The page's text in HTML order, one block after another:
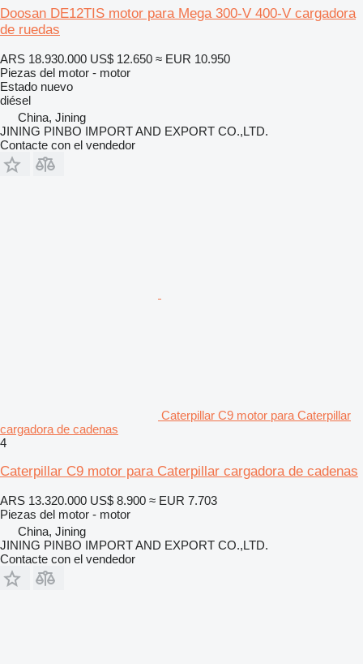
Doosan DE12TIS motor para Mega 300-V 400-V cargadora
de ruedas
ARS 18.930.000 US$ 12.650 ≈ EUR 10.950
Piezas del motor - motor
Estado nuevo
diésel
China, Jining
JINING PINBO IMPORT AND EXPORT CO.,LTD.
Contacte con el vendedor
Caterpillar C9 motor para Caterpillar
cargadora de cadenas
4
Caterpillar C9 motor para Caterpillar cargadora de cadenas
ARS 13.320.000 US$ 8.900 ≈ EUR 7.703
Piezas del motor - motor
China, Jining
JINING PINBO IMPORT AND EXPORT CO.,LTD.
Contacte con el vendedor